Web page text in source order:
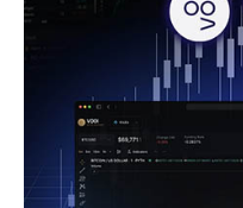
Добавление
Обзоры
Обзоры